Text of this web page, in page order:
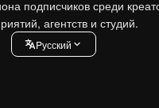
подписчиков среди
агентств и студий.
Pусский